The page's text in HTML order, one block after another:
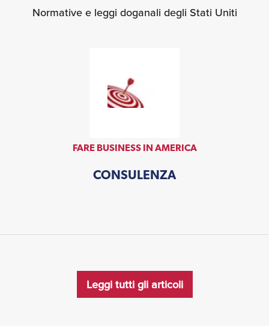
Normative e leggi doganali degli Stati Uniti
FARE BUSINESS IN AMERICA
CONSULENZA
Leggi tutti gli articoli